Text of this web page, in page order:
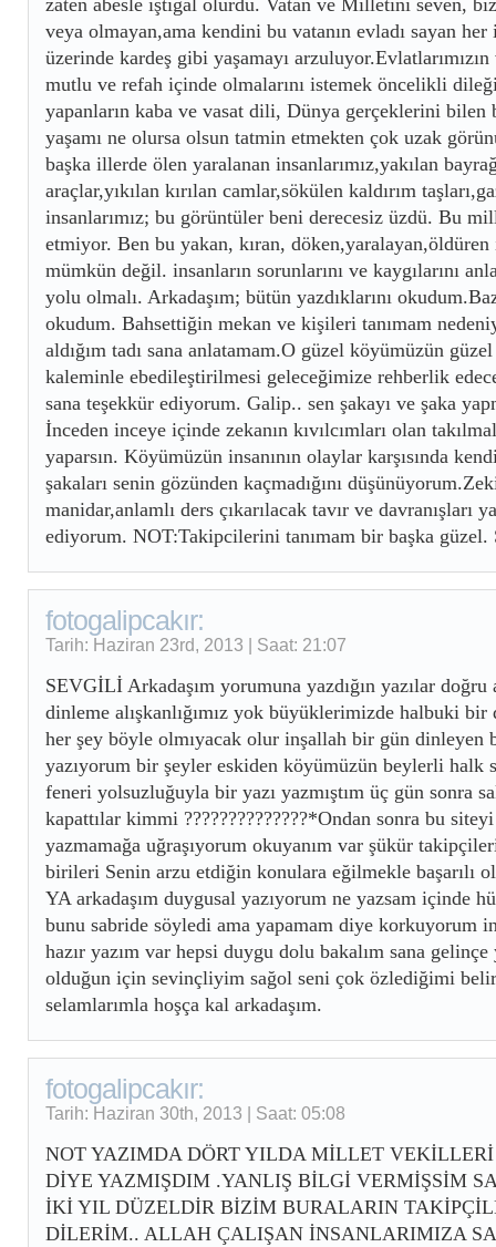
zaten abesle iştigal olurdu. Vatan ve Milletini seven,
veya olmayan,ama kendini bu vatanın evladı sayan
üzerinde kardeş gibi yaşamayı arzuluyor.Evlatlarımızın
mutlu ve refah içinde olmalarını istemek öncelikli
yapanların kaba ve vasat dili, Dünya gerçeklerini bilen
yaşamı ne olursa olsun tatmin etmekten çok uzak
başka illerde ölen yaralanan insanlarımız,yakılan
araçlar,yıkılan kırılan camlar,sökülen kaldırım
insanlarımız; bu görüntüler beni derecesiz üzdü. Bu
etmiyor. Ben bu yakan, kıran, döken,yaralayan,öldüren
mümkün değil. insanların sorunlarını ve kaygılarını
yolu olmalı. Arkadaşım; bütün yazdıklarını
okudum. Bahsettiğin mekan ve kişileri tanımam
aldığım tadı sana anlatamam.O güzel köyümüzün
kaleminle ebedileştirilmesi geleceğimize rehberlik
sana teşekkür ediyorum. Galip.. sen şakayı ve şaka
İnceden inceye içinde zekanın kıvılcımları olan
yaparsın. Köyümüzün insanının olaylar karşısında
şakaları senin gözünden kaçmadığını
manidar,anlamlı ders çıkarılacak tavır ve davranışları
ediyorum. NOT:Takipcilerini tanımam bir başka
fotogalipcakır:
Tarih: Haziran 23rd, 2013 | Saat: 21:07
SEVGİLİ Arkadaşım yorumuna yazdığın yazılar
dinleme alışkanlığımız yok büyüklerimizde halbuki bir
her şey böyle olmıyacak olur inşallah bir gün dinleyen
yazıyorum bir şeyler eskiden köyümüzün beylerli halk
feneri yolsuzluğuyla bir yazı yazmıştım üç gün sonra
kapattılar kimmi ??????????????*Ondan sonra bu
yazmamağa uğraşıyorum okuyanım var şükür
birileri Senin arzu etdiğin konulara eğilmekle başarılı
YA arkadaşım duygusal yazıyorum ne yazsam içinde
bunu sabride söyledi ama yapamam diye korkuyorum
hazır yazım var hepsi duygu dolu bakalım sana
olduğun için sevinçliyim sağol seni çok özlediğimi
selamlarımla hoşça kal arkadaşım.
fotogalipcakır:
Tarih: Haziran 30th, 2013 | Saat: 05:08
NOT YAZIMDA DÖRT YILDA MİLLET
DİYE YAZMIŞDIM .YANLIŞ BİLGİ VERMİŞSİM
İKİ YIL DÜZELDİR BİZİM BURALARIN
DİLERİM.. ALLAH ÇALIŞAN İNSANLARIMIZA